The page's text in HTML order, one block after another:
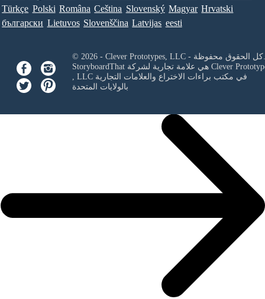
Türkçe Polski Româna Ceština Slovenský Magyar Hrvatski
български Lietuvos Slovenščina Latvijas eesti
© 2026 - Clever Prototypes, LLC - كل الحقوق محفوظة.
StoryboardThat هي علامة تجارية لشركة Clever
, LLCفي مكتب براءات الاختراع والعلامات التجارية
بالولايات المتحدة